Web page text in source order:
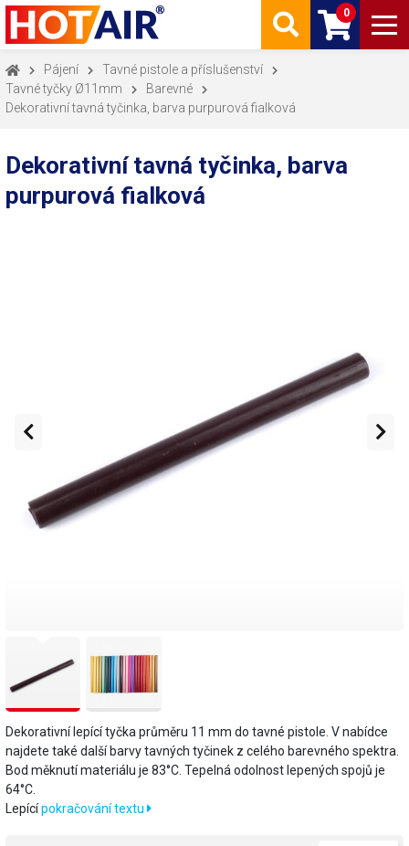
0
Pájení
Tavné pistole a příslušenství
Tavné tyčky Ø11mm
Barevné
Dekorativní tavná tyčinka, barva purpurová fialková
Dekorativní tavná tyčinka, barva
purpurová fialková
Dekorativní lepící tyčka průměru 11 mm do tavné pistole. V nabídce
najdete také další barvy tavných tyčinek z celého barevného spektra.
Bod měknutí materiálu je 83°C. Tepelná odolnost lepených spojů je
64°C.
​Lepícípokračování textu